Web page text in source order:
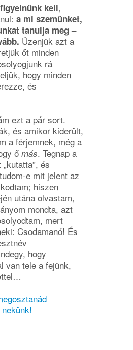
kell,
a mi szemünket,
tanulja meg –
Üzenjük azt a
őt minden
rá
hogy minden
és
ezt a pár sort.
és amikor kiderült,
a férjemnek, még a
ő más. Tegnap a
és
e mit jelent az
hiszen
utána olvastam,
mondta, azt
mert
Csodamanó! És
hogy
van tele a fejünk,